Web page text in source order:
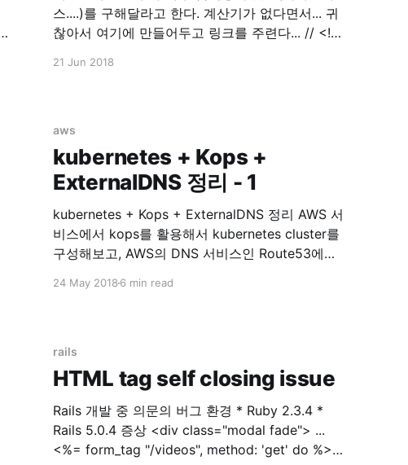
스....)를 구해달라고 한다. 계산기가 없다면서... 귀
찮아서 여기에 만들어두고 링크를 주련다... // <!
calPythagorean() { var a =
$('input[name=result]'
21 Jun 2018
aws
kubernetes + Kops +
ExternalDNS 정리 - 1
kubernetes + Kops + ExternalDNS 정리 AWS 서
비스에서 kops를 활용해서 kubernetes cluster를
구성해보고, AWS의 DNS 서비스인 Route53에
24 May 20186 min read
rails
HTML tag self closing issue
Rails 개발 중 의문의 버그 환경 * Ruby 2.3.4 *
Rails 5.0.4 증상 <div class="modal fade"> ...
<%= form_tag "/videos", method: 'get' do %>